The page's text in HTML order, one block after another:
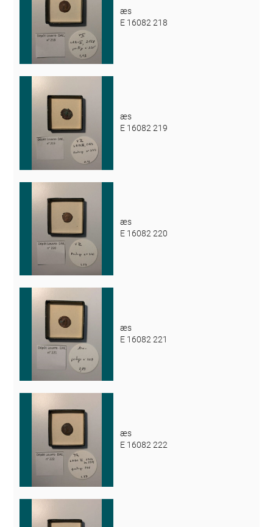
æs
E 16082 218
æs
E 16082 219
æs
E 16082 220
æs
E 16082 221
æs
E 16082 222